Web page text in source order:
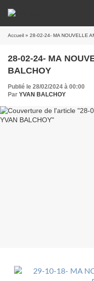
Accueil » 28-02-24- MA NOUVELLE
28-02-24- MA
BALCHOY
Publié le 28/02/2024 à 00:00
Par YVAN BALCHOY